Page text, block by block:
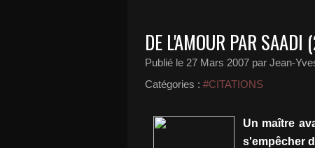
DE L'AMOUR PAR
Publié le 27 Mars 2007 par Jean-
Catégories : #CITATIONS
Un maître
s'empêcher